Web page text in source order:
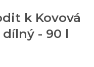
k Kovová
- 90 l